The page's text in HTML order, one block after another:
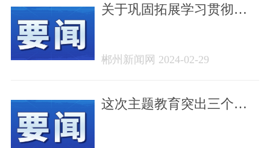
文化理念与实践·文化精品
关于巩固拓展学习贯彻习
意见
郴州新闻网 2024-02-29
这次主题教育突出三个关